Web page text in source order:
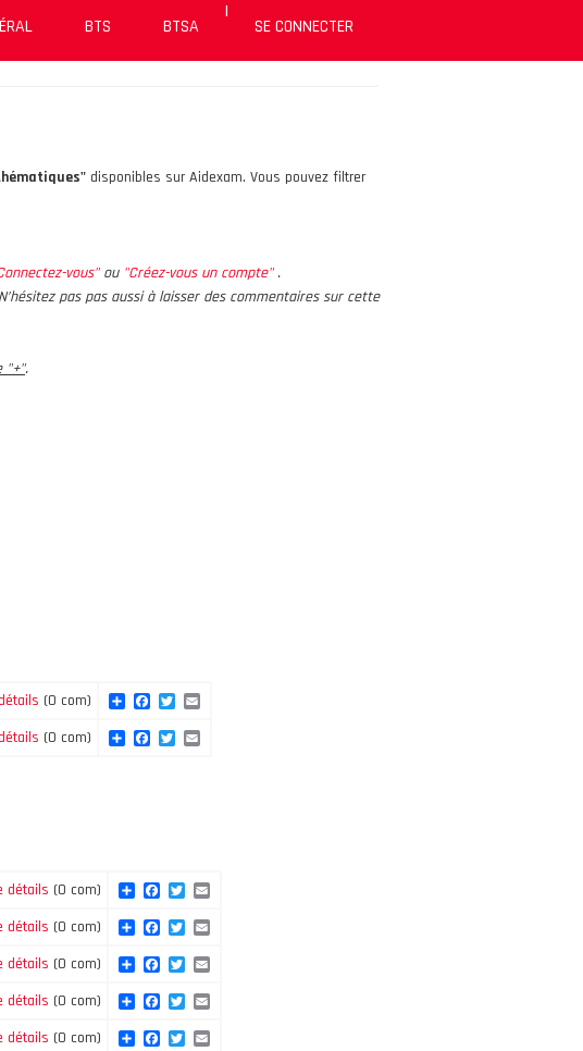
BTS BTSA
|
SE CONNECTER
disponibles sur Aidexam. Vous pouvez filtrer
vous" ou "Créez-vous un compte" .
pas pas aussi à laisser des commentaires sur cette
"+".
(0 com) ShareFacebook
Twitter
(0 com) ShareFacebook
Twitter
détails (0 com) ShareFacebook
Twitter
détails (0 com) ShareFacebook
Twitter
détails (0 com) ShareFacebook
Twitter
détails (0 com) ShareFacebook
Twitter
détails (0 com) ShareFacebook
Twitter